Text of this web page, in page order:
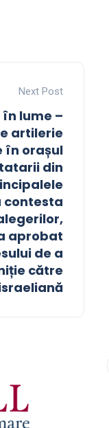
Next Post
lume –
artilerie
în orașul
din
contesta
aprobat
de a
către